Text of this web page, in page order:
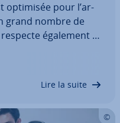
optimisée pour l’ar­
grand nombre de
également le
Lire la suite